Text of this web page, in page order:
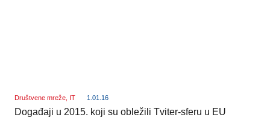
Društvene mreže IT 1.01.16
Događaji u 2015. koji su obležili Tviter-sferu u EU